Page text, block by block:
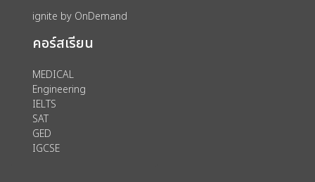
ignite by OnDemand
คอร์สเรียน
MEDICAL
Engineering
IELTS
SAT
GED
IGCSE